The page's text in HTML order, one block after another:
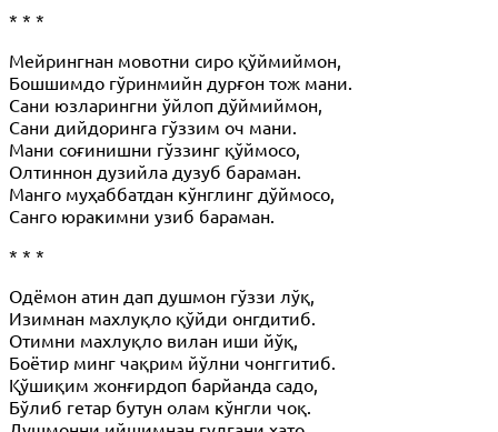
* * *
Мейрингнан мовотни сиро қўймиймон,
Бошшимдо гўринмийн дурғон тож мани.
Сани юзларингни ўйлоп дўймиймон,
Сани дийдоринга гўззим оч мани.
Мани соғинишни гўззинг қўймосо,
Олтиннон дузийла дузуб бараман.
Манго муҳаббатдан кўнглинг дўймосо,
Санго юракимни узиб бараман.
* * *
Одёмон атин дап душмон гўззи лўқ,
Изимнан махлуқло қўйди онгдитиб.
Отимни махлуқло вилан иши йўқ,
Боётир минг чақрим йўлни чонггитиб.
Қўшиқим жонғирдоп барйанда садо,
Бўлиб гетар бутун олам кўнгли чоқ.